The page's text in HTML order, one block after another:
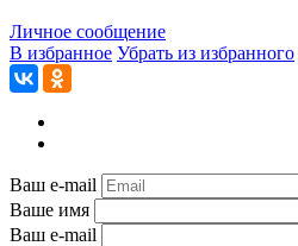
Личное сообщение
В избранное Убрать из избранного
Ваш e-mail
Ваше имя
Ваш e-mail